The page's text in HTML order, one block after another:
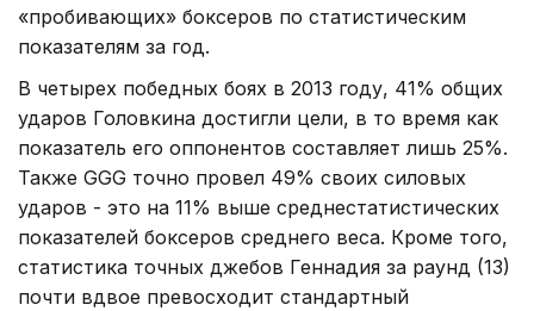
«пробивающих» боксеров по статистическим
показателям за год.
В четырех победных боях в 2013 году, 41% общих
ударов Головкина достигли цели, в то время как
показатель его оппонентов составляет лишь 25%.
Также GGG точно провел 49% своих силовых
ударов - это на 11% выше среднестатистических
показателей боксеров среднего веса. Кроме того,
статистика точных джебов Геннадия за раунд (13)
почти вдвое превосходит стандартный